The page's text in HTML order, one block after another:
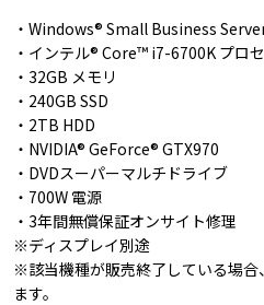
・Windows® Small Business
・インテル® Core™ i7-6700K プロ
・32GB メモリ
・240GB SSD
・2TB HDD
・NVIDIA® GeForce® GTX970
・DVDスーパーマルチドライブ
・700W 電源
・3年間無償保証オンサイト修理
※ディスプレイ別途
※該当機種が販売終了している場合
ます。